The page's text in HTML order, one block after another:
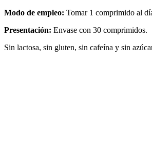
Modo de empleo: Tomar 1 comprimido al
Presentación: Envase con 30 comprimidos.
Sin lactosa, sin gluten, sin cafeína y sin